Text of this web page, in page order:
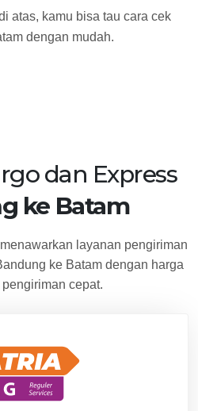
atas, kamu bisa tau cara cek
dengan mudah.
dan Express
ke Batam
layanan pengiriman
ke Batam dengan harga
cepat.